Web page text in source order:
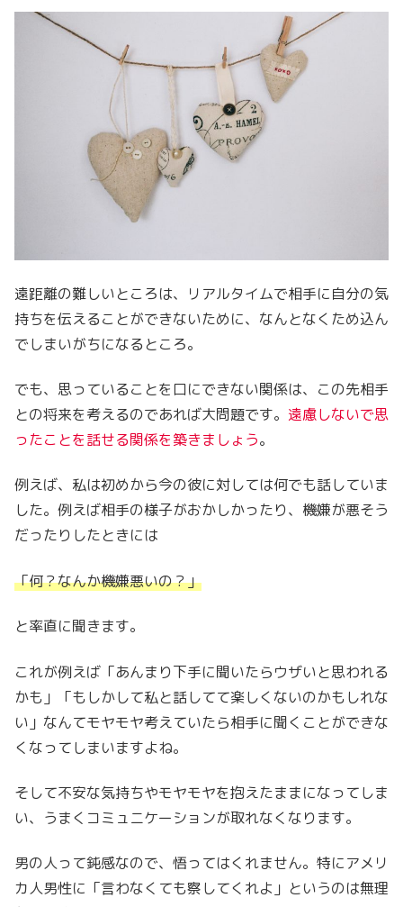
遠距離の難しいところは、リアルタイムで相手に自分の気
持ちを伝えることができないために、なんとなくため込ん
でしまいがちになるところ。
でも、思っていることを口にできない関係は、この先相手
との将来を考えるのであれば大問題です。 遠慮しないで思
ったことを話せる関係を築きましょう。
例えば、私は初めから今の彼に対しては何でも話していま
した。例えば相手の様子がおかしかったり、機嫌が悪そう
だったりしたときには
「何？なんか機嫌悪いの？」
と率直に聞きます。
これが例えば「あんまり下手に聞いたらウザいと思われる
かも」「もしかして私と話してて楽しくないのかもしれな
い」なんてモヤモヤ考えていたら相手に聞くことができな
くなってしまいますよね。
そして不安な気持ちやモヤモヤを抱えたままになってしま
い、うまくコミュニケーションが取れなくなります。
男の人って鈍感なので、悟ってはくれません。特にアメリ
カ人男性に「言わなくても察してくれよ」というのは無理